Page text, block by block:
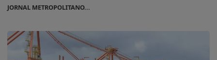
JORNAL METROPOLITANO...